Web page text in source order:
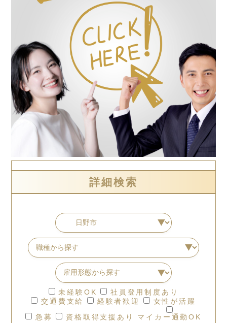
詳細検索
未経験OK
社員登用制度あり
交通費支給
経験者歓迎
女性が活躍
急募
資格取得支援あり マイカー通勤OK